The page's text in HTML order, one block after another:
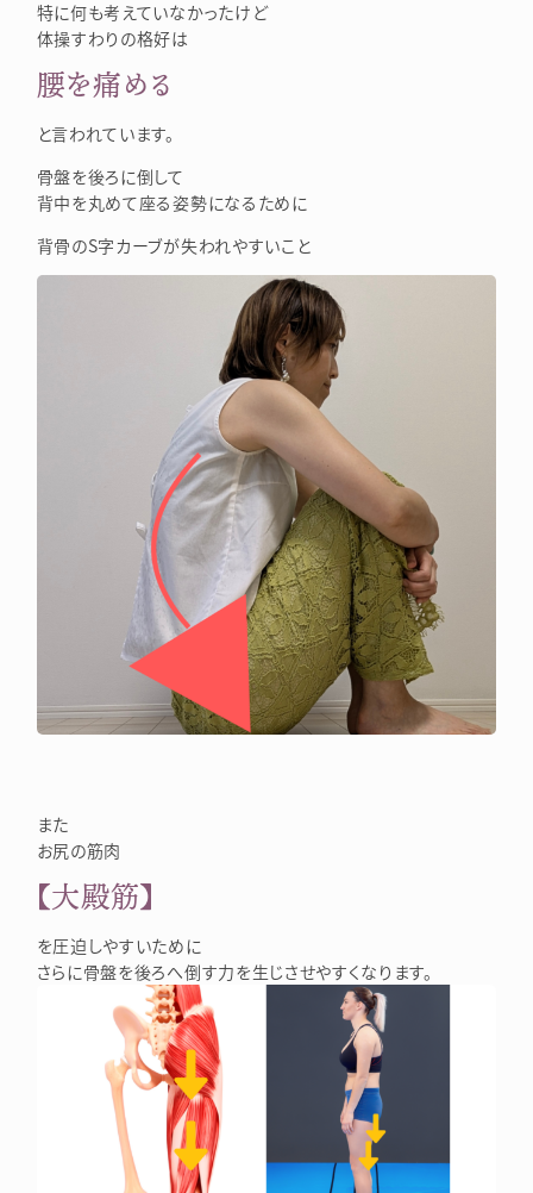
特に何も考えていなかったけど
体操すわりの格好は
腰を痛める
と言われています。
骨盤を後ろに倒して
背中を丸めて座る姿勢になるために
背骨のS字カーブが失われやすいこと
また
お尻の筋肉
【大殿筋】
を圧迫しやすいために
さらに骨盤を後ろへ倒す力を生じさせやすくなります。